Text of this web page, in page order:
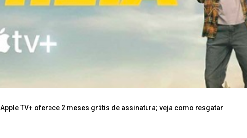
Apple TV+ oferece 2 meses grátis de assinatura; veja como resgatar